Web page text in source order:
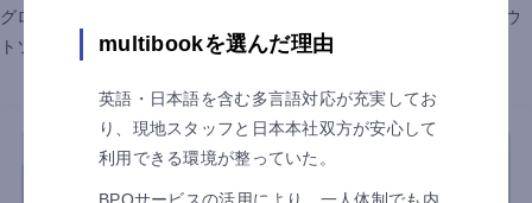
グローバルクラウドERP multibook・リース資産管理システム・アウ
トソーシングサービスの導入事例をご紹介します。
multibookを選んだ理由
英語・日本語を含む多言語対応が充実してお
り、現地スタッフと日本本社双方が安心して
利用できる環境が整っていた。